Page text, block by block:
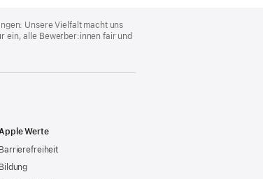
Unsere Vielfalt macht uns
ein, alle Bewerber:innen fair und
Werte
Barrierefreiheit
Bildung